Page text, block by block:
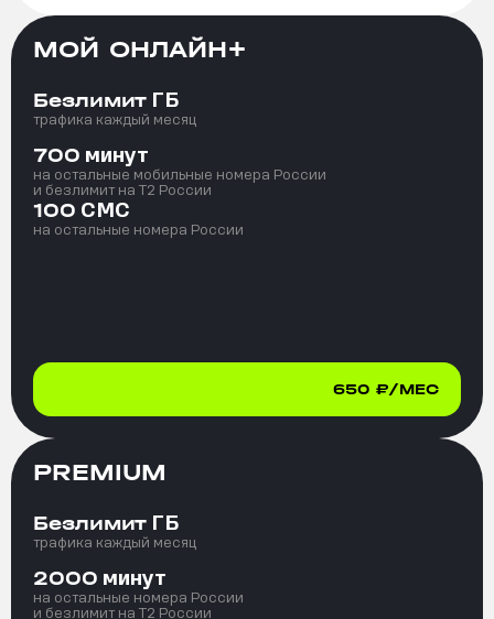
МОЙ ОНЛАЙН+
Безлимит ГБ
трафика каждый месяц
700 минут
на остальные мобильные номера России
и безлимит на T2 России
100 СМС
на остальные номера России
650 ₽/МЕС
PREMIUM
Безлимит ГБ
трафика каждый месяц
2000 минут
на остальные номера России
и безлимит на T2 России